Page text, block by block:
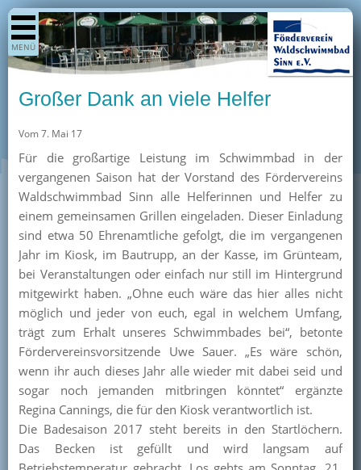
MENÜ
Shop
Aktuelles
Termine
Berichte
Bilder
/ Preise
Kurse
Unterstützer
Über uns
Team
Pressearchiv
Mitglied werden
Großer Dank an viele Helfer
Vom 7. Mai 17
Für die großartige Leistung im Schwimmbad in der
vergangenen Saison hat der Vorstand des Fördervereins
Waldschwimmbad Sinn alle Helferinnen und Helfer zu
einem gemeinsamen Grillen eingeladen. Dieser Einladung
sind etwa 50 Ehrenamtliche gefolgt, die im vergangenen
Jahr im Kiosk, im Bautrupp, an der Kasse, im Grünteam,
bei Veranstaltungen oder einfach nur still im Hintergrund
mitgewirkt haben. „Ohne euch wäre das hier alles nicht
möglich und jeder von euch, egal in welchem Umfang,
trägt zum Erhalt unseres Schwimmbades bei“, betonte
Fördervereinsvorsitzende Uwe Sauer. „Es wäre schön,
wenn ihr auch dieses Jahr alle wieder mit dabei seid und
sogar noch jemanden mitbringen könntet“ ergänzte
Regina Cannings, die für den Kiosk verantwortlich ist.
Die Badesaison 2017 steht bereits in den Startlöchern.
Das Becken ist gefüllt und wird langsam auf